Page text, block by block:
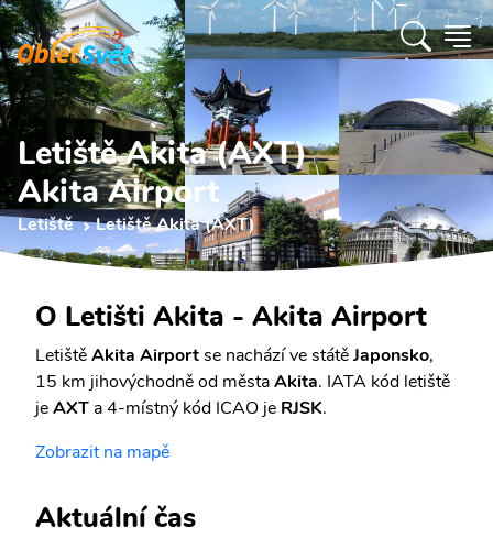
Letiště Akita (AXT)
Akita Airport
Letiště Letiště Akita (AXT)
O Letišti Akita - Akita Airport
LetištěAkita Airportse nachází ve státěJaponsko,
15 km jihovýchodně od městaAkita. IATA kód letiště
jeAXT a 4-místný kód ICAO je RJSK.
Zobrazit na mapě
Aktuální čas